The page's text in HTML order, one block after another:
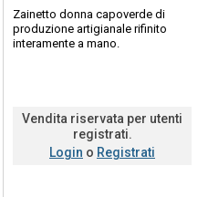
Zainetto donna capoverde di
produzione artigianale rifinito
interamente a mano.
Vendita riservata per utenti
registrati.
Login o Registrati